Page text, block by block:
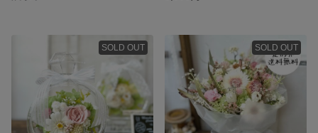
SOLD OUT SOLD OUT